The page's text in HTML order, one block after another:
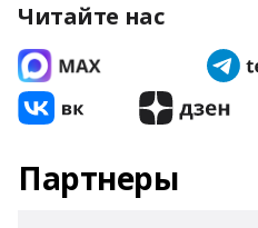
Читайте нас
Партнеры